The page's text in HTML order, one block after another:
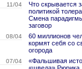
11/04
Что скрывается
политикой
Смена
заговор
08/04
60 миллионов
кормят себя со
огорода
07/04
«Фальшивая